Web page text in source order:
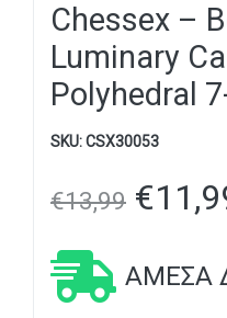
Chessex –
Luminary
Polyhedral
SKU:CSX30053
€13,99 €
ΆΜΕΣΑ